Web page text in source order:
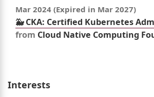
Mar 2024 (Expired in Mar 2027)
🐳 CKA: Certified Kubernetes
from Cloud Native Computing
Interests